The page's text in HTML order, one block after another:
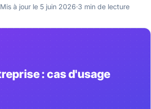
Mis à jour le 5 juin 2026·3 min de lecture